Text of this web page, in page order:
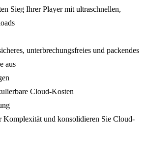
Sieg Ihrer Player mit ultraschnellen,
unterbrechungsfreies und packendes
aus
Cloud-Kosten
Komplexität und konsolidieren Sie Cloud-